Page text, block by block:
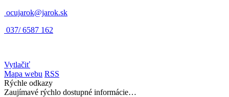
ocujarok@jarok.sk
037/ 6587 162
Vytlačiť
Mapa webu RSS
Rýchle odkazy
Zaujímavé rýchlo dostupné informácie…